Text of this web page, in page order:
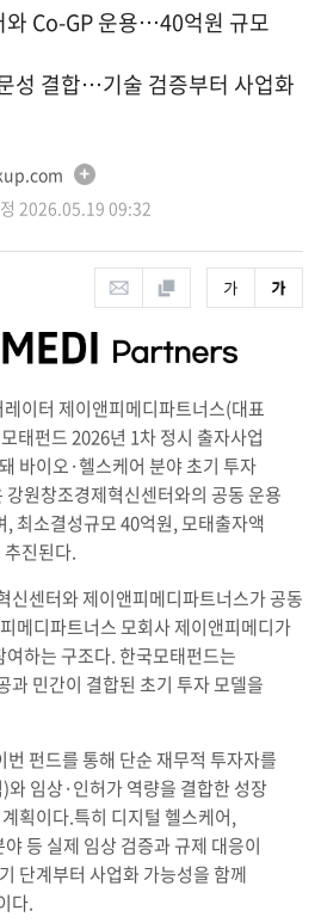
와 Co-GP 운용…40억원 규모
성 결합…기술 검증부터 사업화
2026.05.19 09:32
이터 제이앤피메디파트너스(대표
태펀드 2026년 1차 정시 출자사업
바이오·헬스케어 분야 초기 투자
원창조경제혁신센터와의 공동 운용
최소결성규모 40억원, 모태출자액
진된다.
신센터와 제이앤피메디파트너스가 공동
메디파트너스 모회사 제이앤피메디가
하는 구조다. 한국모태펀드는
과 민간이 결합된 초기 투자 모델을
펀드를 통해 단순 재무적 투자자를
임상·인허가 역량을 결합한 성장
획이다.특히 디지털 헬스케어,
등 실제 임상 검증과 규제 대응이
단계부터 사업화 가능성을 함께
다.